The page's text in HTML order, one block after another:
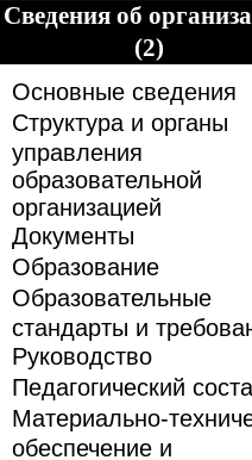
Сведения об
(2)
Основные сведения
Структура и органы
управления
образовательной
организацией
Документы
Образование
Образовательные
стандарты и
Руководство
Педагогический
Материально-
обеспечение и